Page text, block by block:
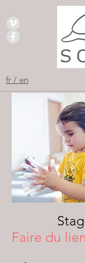
fr / en
Faire du lien